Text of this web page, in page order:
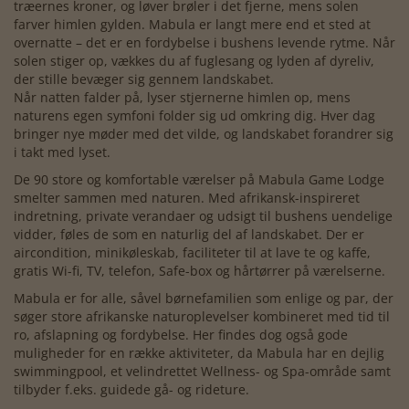
træernes kroner, og løver brøler i det fjerne, mens solen
farver himlen gylden. Mabula er langt mere end et sted at
overnatte – det er en fordybelse i bushens levende rytme. Når
solen stiger op, vækkes du af fuglesang og lyden af dyreliv,
der stille bevæger sig gennem landskabet.
Når natten falder på, lyser stjernerne himlen op, mens
naturens egen symfoni folder sig ud omkring dig. Hver dag
bringer nye møder med det vilde, og landskabet forandrer sig
i takt med lyset.
De 90 store og komfortable værelser på Mabula Game Lodge
smelter sammen med naturen. Med afrikansk-inspireret
indretning, private verandaer og udsigt til bushens uendelige
vidder, føles de som en naturlig del af landskabet. Der er
aircondition, minikøleskab, faciliteter til at lave te og kaffe,
gratis Wi-fi, TV, telefon, Safe-box og hårtørrer på værelserne.
Mabula er for alle, såvel børnefamilien som enlige og par, der
søger store afrikanske naturoplevelser kombineret med tid til
ro, afslapning og fordybelse. Her findes dog også gode
muligheder for en række aktiviteter, da Mabula har en dejlig
swimmingpool, et velindrettet Wellness- og Spa-område samt
tilbyder f.eks. guidede gå- og rideture.